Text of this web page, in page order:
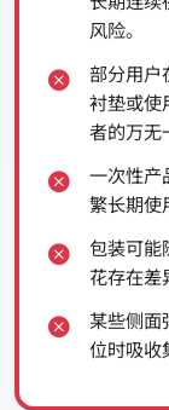
风险。
部分用户
衬垫或使
者的万无
一次性产
繁长期使
包装可能
花存在差
某些侧面
位时吸收